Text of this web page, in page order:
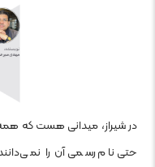
در شیراز، میدانی هست که
حتی نام رسمی آن را